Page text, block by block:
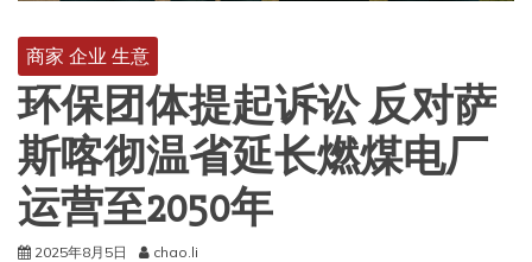
商家 企业 生意
环保团体提起诉讼 反对萨
斯喀彻温省延长燃煤电厂
运营至2050年
2025年8月5日 chao.li